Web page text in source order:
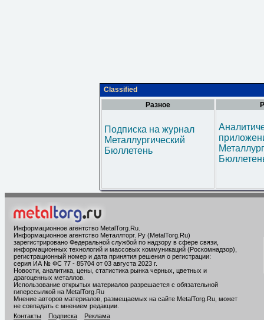
Classified
Разное
Подписка на журнал
Металлургический
Бюллетень
Информационное агентство MetalTorg.Ru
Информационное агентство Металлторг. Ру (MetalTorg.Ru)
зарегистрировано Федеральной службой по надзору в сфере связи,
информационных технологий и массовых коммуникаций (Роскомнадзор),
регистрационный номер и дата принятия решения о регистрации:
серия ИА № ФС 77 - 85704 от 03 августа 2023 г.
Новости, аналитика, цены, статистика рынка черных, цветных и
драгоценных металлов.
Использование открытых материалов разрешается с обязательной
гиперссылкой на MetalTorg.Ru
Мнение авторов материалов, размещаемых на сайте MetalTorg.Ru, может
не совпадать с мнением редакции.
Контакты
Подписка Реклама